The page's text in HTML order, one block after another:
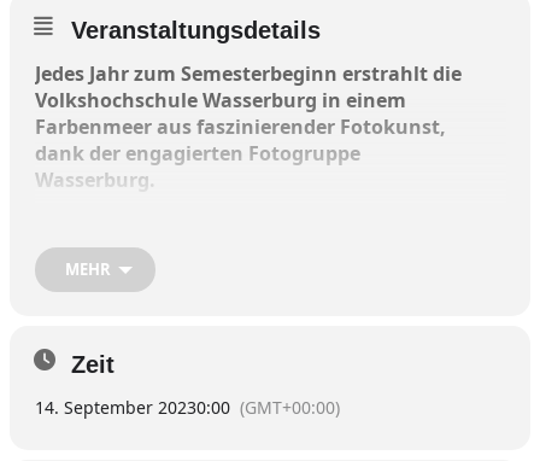
Veranstaltungsdetails
Jedes Jahr zum Semesterbeginn erstrahlt die
Volkshochschule Wasserburg in einem
Farbenmeer aus faszinierender Fotokunst,
dank der engagierten Fotogruppe
Wasserburg.
„Fotokunst“ verspricht wieder eine
einzigartige Reise in die kreative Welt der
MEHR
Zeit
14. September 20230:00 (GMT+00:00)